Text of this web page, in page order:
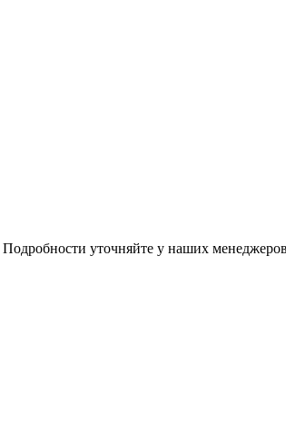
Подробности уточняйте у наших